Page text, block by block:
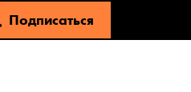
Подписаться